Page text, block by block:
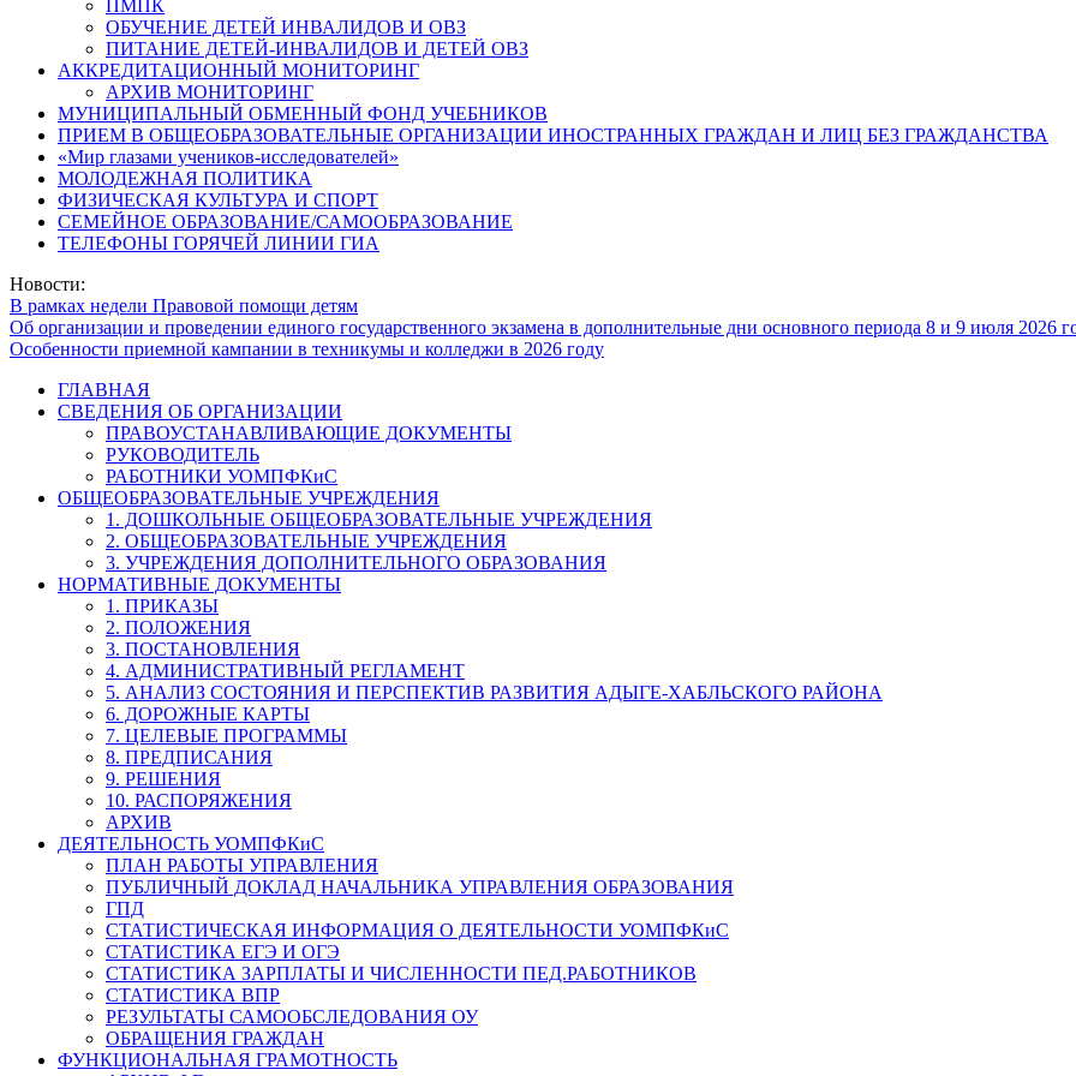
ПМПК
ОБУЧЕНИЕ ДЕТЕЙ ИНВАЛИДОВ И ОВЗ
ПИТАНИЕ ДЕТЕЙ-ИНВАЛИДОВ И ДЕТЕЙ ОВЗ
АККРЕДИТАЦИОННЫЙ МОНИТОРИНГ
АРХИВ МОНИТОРИНГ
МУНИЦИПАЛЬНЫЙ ОБМЕННЫЙ ФОНД УЧЕБНИКОВ
ПРИЕМ В ОБЩЕОБРАЗОВАТЕЛЬНЫЕ ОРГАНИЗАЦИИ ИНОСТРАННЫХ ГРАЖДАН И ЛИЦ БЕЗ ГРАЖДАНСТВА
«Мир глазами учеников-исследователей»
МОЛОДЕЖНАЯ ПОЛИТИКА
ФИЗИЧЕСКАЯ КУЛЬТУРА И СПОРТ
СЕМЕЙНОЕ ОБРАЗОВАНИЕ/САМООБРАЗОВАНИЕ
ТЕЛЕФОНЫ ГОРЯЧЕЙ ЛИНИИ ГИА
Новости:
В рамках недели Правовой помощи детям
Об организации и проведении единого государственного экзамена в дополнительные дни основного периода 8 и 9 июля 2026
Особенности приемной кампании в техникумы и колледжи в 2026 году
ГЛАВНАЯ
СВЕДЕНИЯ ОБ ОРГАНИЗАЦИИ
ПРАВОУСТАНАВЛИВАЮЩИЕ ДОКУМЕНТЫ
РУКОВОДИТЕЛЬ
РАБОТНИКИ УОМПФКиС
ОБЩЕОБРАЗОВАТЕЛЬНЫЕ УЧРЕЖДЕНИЯ
1. ДОШКОЛЬНЫЕ ОБЩЕОБРАЗОВАТЕЛЬНЫЕ УЧРЕЖДЕНИЯ
2. ОБЩЕОБРАЗОВАТЕЛЬНЫЕ УЧРЕЖДЕНИЯ
3. УЧРЕЖДЕНИЯ ДОПОЛНИТЕЛЬНОГО ОБРАЗОВАНИЯ
НОРМАТИВНЫЕ ДОКУМЕНТЫ
1. ПРИКАЗЫ
2. ПОЛОЖЕНИЯ
3. ПОСТАНОВЛЕНИЯ
4. АДМИНИСТРАТИВНЫЙ РЕГЛАМЕНТ
5. АНАЛИЗ СОСТОЯНИЯ И ПЕРСПЕКТИВ РАЗВИТИЯ АДЫГЕ-ХАБЛЬСКОГО РАЙОНА
6. ДОРОЖНЫЕ КАРТЫ
7. ЦЕЛЕВЫЕ ПРОГРАММЫ
8. ПРЕДПИСАНИЯ
9. РЕШЕНИЯ
10. РАСПОРЯЖЕНИЯ
АРХИВ
ДЕЯТЕЛЬНОСТЬ УОМПФКиС
ПЛАН РАБОТЫ УПРАВЛЕНИЯ
ПУБЛИЧНЫЙ ДОКЛАД НАЧАЛЬНИКА УПРАВЛЕНИЯ ОБРАЗОВАНИЯ
ГПД
СТАТИСТИЧЕСКАЯ ИНФОРМАЦИЯ О ДЕЯТЕЛЬНОСТИ УОМПФКиС
СТАТИСТИКА ЕГЭ И ОГЭ
СТАТИСТИКА ЗАРПЛАТЫ И ЧИСЛЕННОСТИ ПЕД.РАБОТНИКОВ
СТАТИСТИКА ВПР
РЕЗУЛЬТАТЫ САМООБСЛЕДОВАНИЯ ОУ
ОБРАЩЕНИЯ ГРАЖДАН
ФУНКЦИОНАЛЬНАЯ ГРАМОТНОСТЬ